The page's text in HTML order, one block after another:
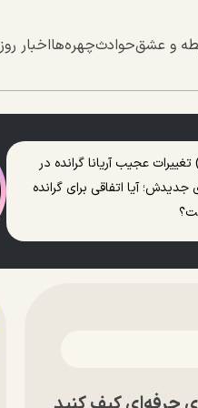
و عشقحوادثچهره‌هااخبار روز
عجیب آریانا گرانده در
آیا اتفاقی برای گرانده